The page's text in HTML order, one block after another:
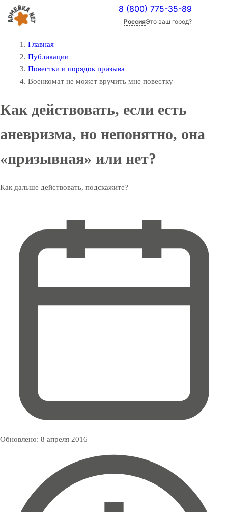
8 (800) 775-35-89
РоссияЭто ваш город?
Главная
Публикации
Повестки и порядок призыва
Военкомат не может вручить мне повестку
Как действовать, если есть
аневризма, но непонятно, она
«призывная» или нет?
Как дальше действовать, подскажите?
Обновлено: 8 апреля 2016